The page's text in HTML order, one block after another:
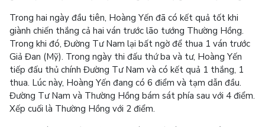
Trong hai ngày đầu tiên, Hoàng Yến đã có kết quả tốt khi
giành chiến thắng cả hai ván trước lão tướng Thường Hồng.
Trong khi đó, Đường Tư Nam lại bất ngờ để thua 1 ván trước
Giả Đan (Mỹ). Trong ngày thi đấu thứ ba và tư, Hoàng Yến
tiếp đấu thủ chính Đường Tư Nam và có kết quả 1 thắng, 1
thua. Lúc này, Hoàng Yến đang có 6 điểm và tạm dẫn đầu.
Đường Tư Nam và Thường Hồng bám sát phía sau với 4 điểm.
Xếp cuối là Thường Hồng với 2 điểm.